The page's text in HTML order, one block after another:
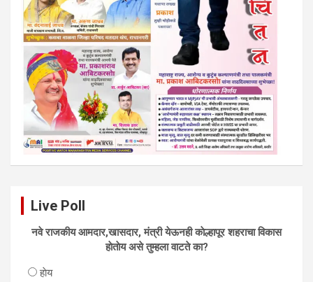
Live Poll
नवे राजकीय आमदार,खासदार, मंत्री येऊनही काेल्हापूर शहराचा विकास
हाेताेय असे तुम्हला वाटते का?
हाेय